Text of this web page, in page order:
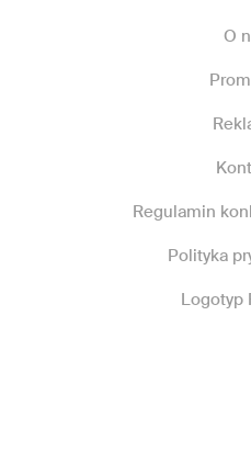
O
Regulamin
Polityka
Logotyp